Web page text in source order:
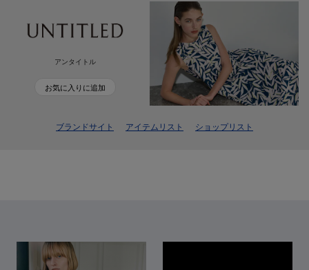
アンタイトル
お気に入りに追加
ブランドサイト アイテムリスト ショップリスト